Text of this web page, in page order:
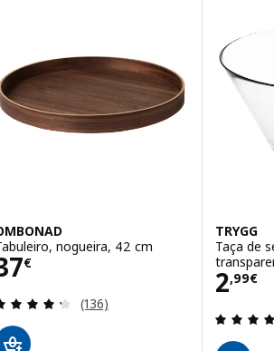
nogueira, 42 cm
€ 37€
Avaliação: 4.3 fora de 5
(136)
TRYGG
Taça de
2,99€